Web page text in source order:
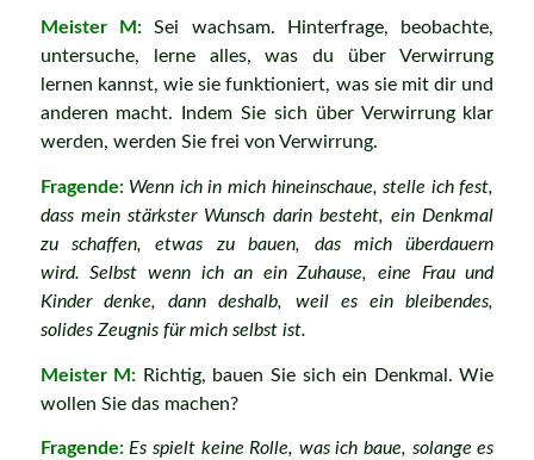
Meister M:Sei wachsam. Hinterfrage, beobachte,
untersuche, lerne alles, was du über Verwirrung
lernen kannst, wie sie funktioniert, was sie mit dir und
anderen macht. Indem Sie sich über Verwirrung klar
werden, werden Sie frei von Verwirrung.
Fragende: Wenn ich in mich hineinschaue, stelle ich fest,
dass mein stärkster Wunsch darin besteht, ein Denkmal
zu schaffen, etwas zu bauen, das mich überdauern
wird. Selbst wenn ich an ein Zuhause, eine Frau und
Kinder denke, dann deshalb, weil es ein bleibendes,
solides Zeugnis für mich selbst ist.
Meister M: Richtig, bauen Sie sich ein Denkmal. Wie
wollen Sie das machen?
Fragende: Es spielt keine Rolle, was ich baue, solange es